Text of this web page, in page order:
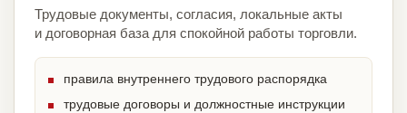
Трудовые документы, согласия, локальные акты
и договорная база для спокойной работы торговли.
правила внутреннего трудового распорядка
трудовые договоры и должностные инструкции